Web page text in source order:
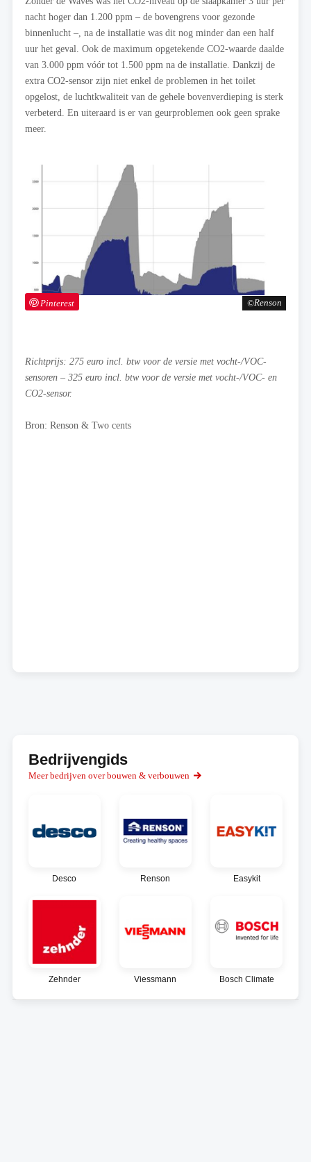
nacht hoger dan 1.200 ppm – de bovengrens voor gezonde
binnenlucht –, na de installatie was dit nog minder dan een half
uur het geval. Ook de maximum opgetekende CO2-waarde daalde
van 3.000 ppm vóór tot 1.500 ppm na de installatie. Dankzij de
extra CO2-sensor zijn niet enkel de problemen in het toilet
opgelost, de luchtkwaliteit van de gehele bovenverdieping is sterk
verbeterd. En uiteraard is er van geurproblemen ook geen sprake
meer.
Renson
Pinterest
Richtprijs: 275 euro incl. btw voor de versie met vocht-/VOC-
sensoren – 325 euro incl. btw voor de versie met vocht-/VOC- en
CO2-sensor.
Bron: Renson & Two cents
Bedrijvengids
Meer bedrijven over bouwen & verbouwen
Desco Renson Easykit
Zehnder Viessmann Bosch Climate